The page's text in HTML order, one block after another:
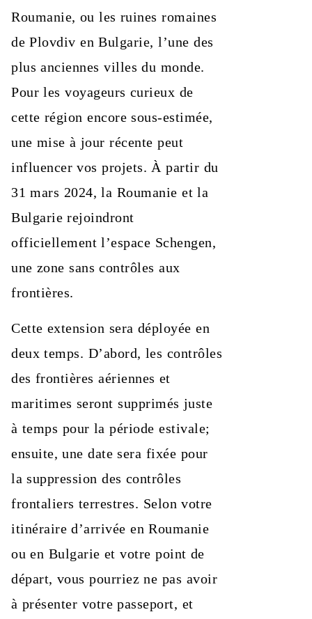
Roumanie, ou les ruines romaines
de Plovdiv en Bulgarie, l’une des
plus anciennes villes du monde.
Pour les voyageurs curieux de
cette région encore sous-estimée,
une mise à jour récente peut
influencer vos projets. À partir du
31 mars 2024, la Roumanie et la
Bulgarie rejoindront
officiellement l’espace Schengen,
une zone sans contrôles aux
frontières.
Cette extension sera déployée en
deux temps. D’abord, les contrôles
des frontières aériennes et
maritimes seront supprimés juste
à temps pour la période estivale;
ensuite, une date sera fixée pour
la suppression des contrôles
frontaliers terrestres. Selon votre
itinéraire d’arrivée en Roumanie
ou en Bulgarie et votre point de
départ, vous pourriez ne pas avoir
à présenter votre passeport, et